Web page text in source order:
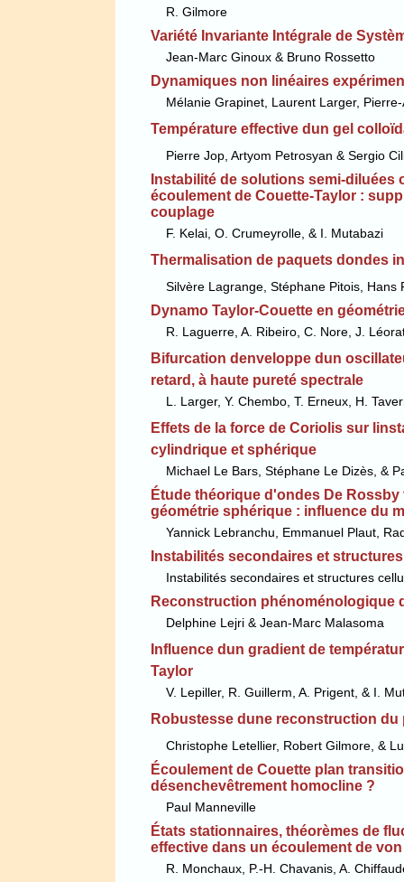
R. Gilmore
Variété Invariante Intégrale de
Jean-Marc Ginoux & Bruno Rossetto
Dynamiques non linéaires
Mélanie Grapinet, Laurent Larger,
Température effective dun gel
Pierre Jop, Artyom Petrosyan & Sergio
Instabilité de solutions semi-
écoulement de Couette-Taylor :
couplage
F. Kelai, O. Crumeyrolle, & I. Mutabazi
Thermalisation de paquets dondes
Silvère Lagrange, Stéphane Pitois, Hans
Dynamo Taylor-Couette en
R. Laguerre, A. Ribeiro, C. Nore, J.
Bifurcation denveloppe dun
retard, à haute pureté spectrale
L. Larger, Y. Chembo, T. Erneux, H.
Effets de la force de Coriolis sur
cylindrique et sphérique
Michael Le Bars, Stéphane Le Dizès, &
Étude théorique d'ondes De
géométrie sphérique : influence du
Yannick Lebranchu, Emmanuel Plaut,
Instabilités secondaires et
Instabilités secondaires et structures
Reconstruction phénoménologique
Delphine Lejri & Jean-Marc Malasoma
Influence dun gradient de
Taylor
V. Lepiller, R. Guillerm, A. Prigent, & I.
Robustesse dune reconstruction
Christophe Letellier, Robert Gilmore, &
Écoulement de Couette plan
désenchevêtrement homocline ?
Paul Manneville
États stationnaires, théorèmes de
effective dans un écoulement de
R. Monchaux, P.-H. Chavanis, A.